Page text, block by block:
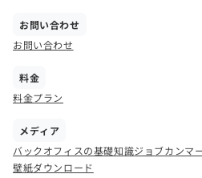
お問い合わせ
お問い合わせ
料金
料金プラン
メディア
バックオフィスの基礎知識ジョブカンマ
壁紙ダウンロード